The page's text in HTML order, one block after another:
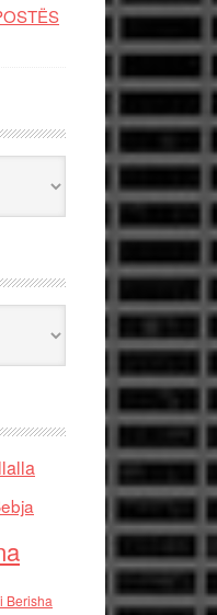
Berisha